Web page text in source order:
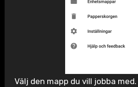
Välj den mapp du vill jobba